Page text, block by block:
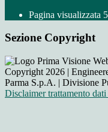
Pagina visualizzata
Sezione Copyright
Copyright 2026 |
Parma S.p.A. | Divisione
Disclaimer trattamento dati